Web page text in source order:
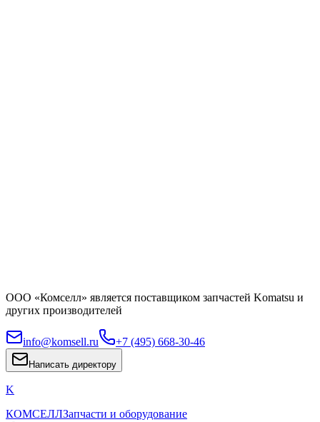
ООО «Комселл» является поставщиком запчастей Komatsu и
других производителей
info@komsell.ru +7 (495) 668-30-46
Написать директору
K
КОМСЕЛЛЗапчасти и оборудование